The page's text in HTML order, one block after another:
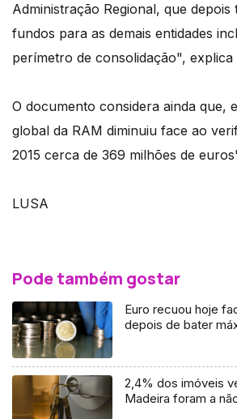
Administração Regional, que
fundos para as demais entidades
perímetro de consolidação",
O documento considera ainda que,
global da RAM diminuiu face ao
2015 cerca de 369 milhões de
LUSA
Pode também gostar
Euro recuou hoje
depois de bater
2,4% dos imóveis
Madeira foram a